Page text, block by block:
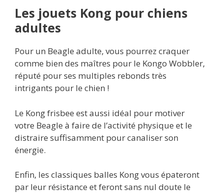
Les jouets Kong pour chiens
adultes
Pour un Beagle adulte, vous pourrez craquer
comme bien des maîtres pour le Kongo Wobbler,
réputé pour ses multiples rebonds très
intrigants pour le chien !
Le Kong frisbee est aussi idéal pour motiver
votre Beagle à faire de l’activité physique et le
distraire suffisamment pour canaliser son
énergie.
Enfin, les classiques balles Kong vous épateront
par leur résistance et feront sans nul doute le